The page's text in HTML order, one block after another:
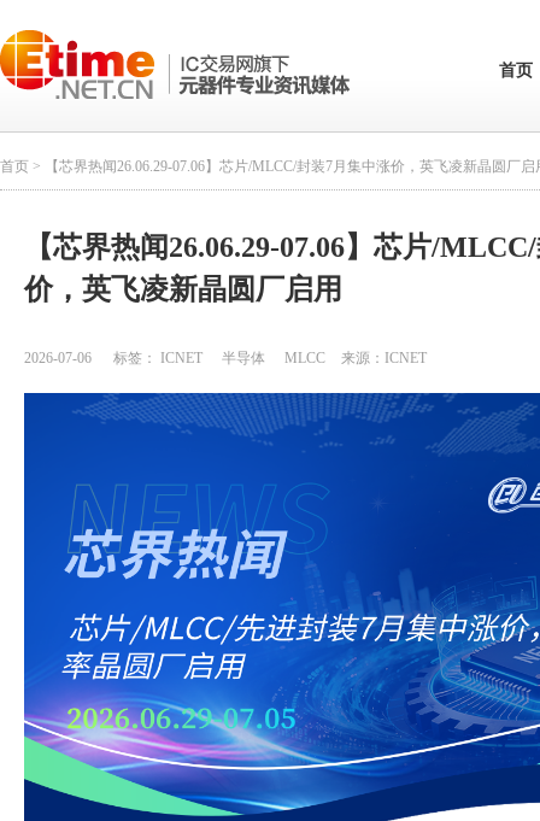
首页
首页 > 【芯界热闻26.06.29-07.06】芯片/MLCC/封装7月集中涨价，英飞凌新晶圆厂启
【芯界热闻26.06.29-07.06】芯片/
价，英飞凌新晶圆厂启用
2026-07-06 标签： ICNET 半导体 MLCC 来源： ICNET